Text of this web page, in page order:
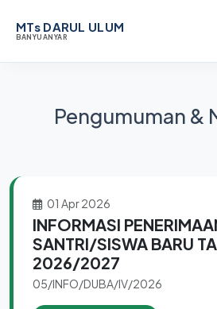
MTs DARUL ULUM
BANYUANYAR
Pengumuman &
01 Apr 2026
INFORMASI
SANTRI/SISWA BARU
2026/2027
05/INFO/DUBA/IV/2026